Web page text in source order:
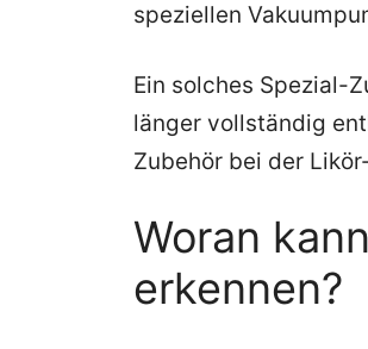
speziellen
Ein solches Spezial-
länger vollständig
Zubehör bei der
Woran
erkennen?